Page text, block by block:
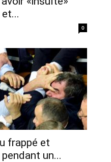
0
frappé et
un...